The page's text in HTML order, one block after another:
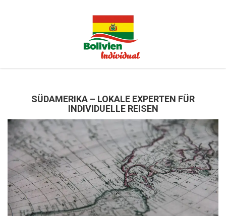
SÜDAMERIKA – LOKALE EXPERTEN FÜR
INDIVIDUELLE REISEN